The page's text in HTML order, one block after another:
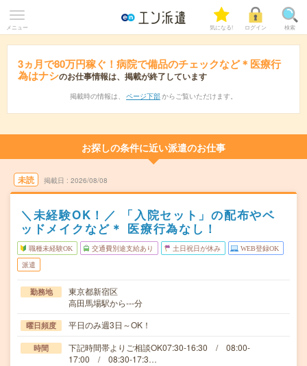
メニュー 気になる! ログイン 検索
3ヵ月で80万円稼ぐ！病院で備品のチェックなど＊医療行
為はナシのお仕事情報は、掲載が終了しています
掲載時の情報は、 ページ下部 からご覧いただけます。
お探しの条件に近い派遣のお仕事
未読 掲載日 2026/08/08
＼未経験OK！／ 「入院セット」の配布やベ
ッドメイクなど＊ 医療行為なし！
職種未経験OK 交通費別途支給あり 土日祝日が休み WEB登録OK
派遣
勤務地
東京都新宿区
高田馬場駅から---分
曜日頻度 平日のみ週3日～OK！
時間
下記時間帯よりご相談OK07:30-16:30 / 08:00-
17:00 / 08:30-17:3…